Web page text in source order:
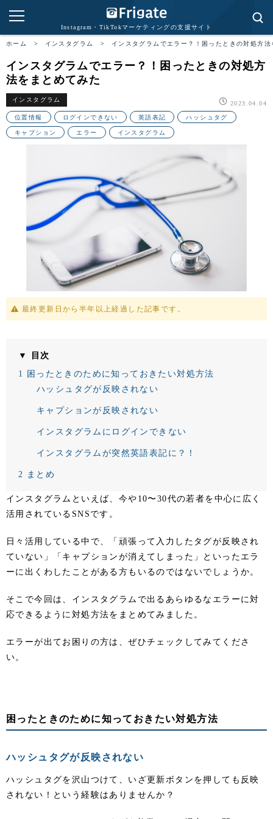
Instagram・TikTokマーケティングの支援サイト
ホーム > インスタグラム > インスタグラムでエラー？！困ったときの対処方
インスタグラムでエラー？！困ったときの対処方
法をまとめてみた
インスタグラム
2023.04.04
位置情報 ログインできない 英語表記 ハッシュタグ
キャプション エラー インスタグラム
最終更新日から半年以上経過した記事です。
▼ 目次
1
困ったときのために知っておきたい対処方法
ハッシュタグが反映されない
キャプションが反映されない
インスタグラムにログインできない
インスタグラムが突然英語表記に？！
2 まとめ
インスタグラムといえば、今や10〜30代の若者を中心に広く
活用されているSNSです。
日々活用している中で、「頑張って入力したタグが反映され
ていない」「キャプションが消えてしまった」といったエラ
ーに出くわしたことがある方もいるのではないでしょうか。
そこで今回は、インスタグラムで出るあらゆるなエラーに対
応できるように対処方法をまとめてみました。
エラーが出てお困りの方は、ぜひチェックしてみてくださ
い。
困ったときのために知っておきたい対処方法
ハッシュタグが反映されない
ハッシュタグを沢山つけて、いざ更新ボタンを押しても反映
されない！という経験はありませんか？